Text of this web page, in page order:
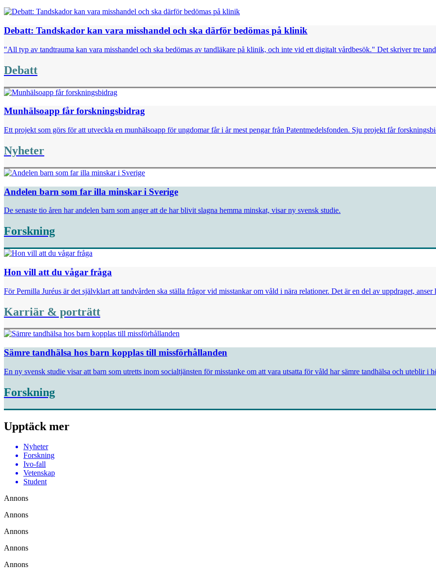
Debatt: Tandskador kan vara misshandel och ska därför bedömas på klinik
"All typ av tandtrauma kan vara misshandel och ska bedömas av tandläkare på klinik, och inte vid ett digitalt vårdbesök." Det skriver tre
Debatt
Munhälsoapp får forskningsbidrag
Ett projekt som görs för att utveckla en munhälsoapp för ungdomar får i år mest pengar från Patentmedelsfonden. Sju projekt får
Nyheter
Andelen barn som far illa minskar i Sverige
De senaste tio åren har andelen barn som anger att de har blivit slagna hemma minskat, visar ny svensk studie.
Forskning
Hon vill att du vågar fråga
För Pernilla Juréus är det självklart att tandvården ska ställa frågor vid misstankar om våld i nära relationer. Det är en del av uppdraget, anser
Karriär & porträtt
Sämre tandhälsa hos barn kopplas till missförhållanden
En ny svensk studie visar att barn som utretts inom socialtjänsten för misstanke om att vara utsatta för våld har sämre tandhälsa och uteblir i
Forskning
Upptäck mer
Nyheter
Forskning
Ivo-fall
Vetenskap
Student
Annons
Annons
Annons
Annons
Annons